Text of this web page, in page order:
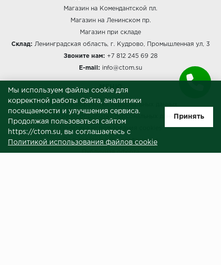
Магазин на Комендантской пл.
Магазин на Ленинском пр.
Магазин при складе
Склад: Ленинградская область, г. Кудрово, Промышленная ул, 3
Звоните нам: +7 812 245 69 28
E-mail: info@ctom.su
МЕНЮ
Политика обработки персональных данных
Согласие на обработку персональных данных
Пользовательское соглашение
Публичная оферта
Мы используем файлы cookie для
корректной работы Сайта, аналитики
посещаемости и улучшения сервиса.
Продолжая пользоваться сайтом
https://ctom.su, вы соглашаетесь с
Политикой использования файлов cookie
Принять